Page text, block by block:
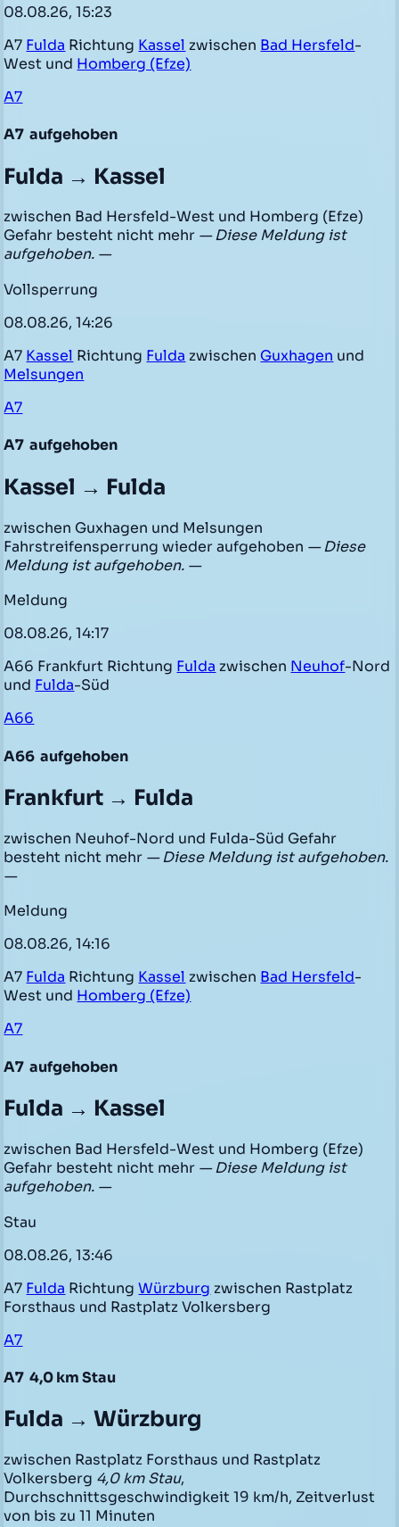
08.08.26, 15:23
A7 Fulda Richtung Kassel zwischen Bad Hersfeld-
West und Homberg (Efze)
A7
A7 aufgehoben
Fulda → Kassel
zwischen Bad Hersfeld-West und Homberg (Efze)
Gefahr besteht nicht mehr — Diese Meldung ist
aufgehoben. —
Vollsperrung
08.08.26, 14:26
A7 Kassel Richtung Fulda zwischen Guxhagen und
Melsungen
A7
A7 aufgehoben
Kassel → Fulda
zwischen Guxhagen und Melsungen
Fahrstreifensperrung wieder aufgehoben — Diese
Meldung ist aufgehoben. —
Meldung
08.08.26, 14:17
A66 Frankfurt Richtung Fulda zwischen Neuhof-Nord
und Fulda-Süd
A66
A66 aufgehoben
Frankfurt → Fulda
zwischen Neuhof-Nord und Fulda-Süd Gefahr
besteht nicht mehr — Diese Meldung ist aufgehoben.
—
Meldung
08.08.26, 14:16
A7 Fulda Richtung Kassel zwischen Bad Hersfeld-
West und Homberg (Efze)
A7
A7 aufgehoben
Fulda → Kassel
zwischen Bad Hersfeld-West und Homberg (Efze)
Gefahr besteht nicht mehr — Diese Meldung ist
aufgehoben. —
Stau
08.08.26, 13:46
A7 Fulda RichtungWürzburg zwischen Rastplatz
Forsthaus und Rastplatz Volkersberg
A7
A7 4,0 km Stau
Fulda → Würzburg
zwischen Rastplatz Forsthaus und Rastplatz
Volkersberg 4,0 km Stau,
Durchschnittsgeschwindigkeit 19 km/h, Zeitverlust
von bis zu 11 Minuten